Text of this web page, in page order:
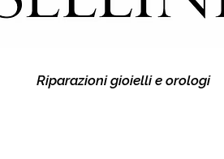
Riparazioni gioielli e orologi